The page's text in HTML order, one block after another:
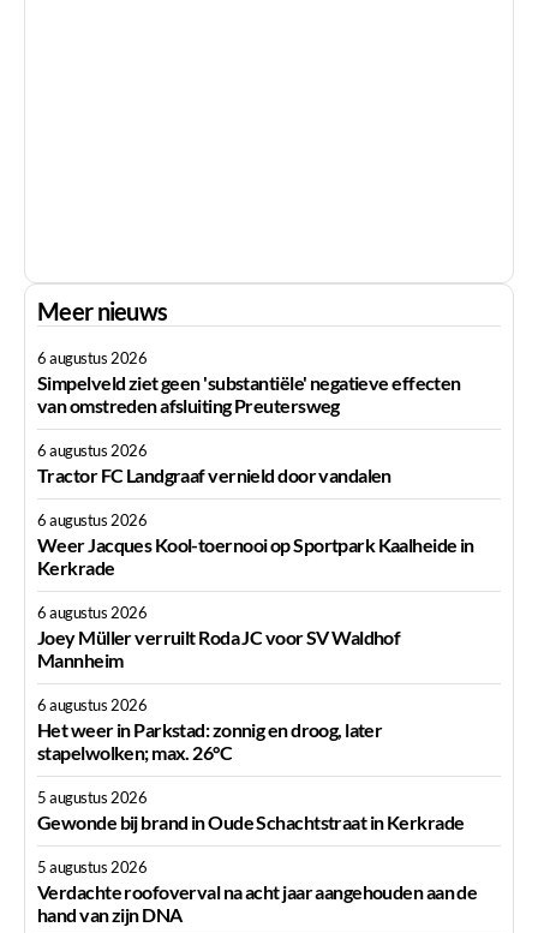
Meer nieuws
6 augustus 2026
Simpelveld ziet geen 'substantiële' negatieve effecten
van omstreden afsluiting Preutersweg
6 augustus 2026
Tractor FC Landgraaf vernield door vandalen
6 augustus 2026
Weer Jacques Kool-toernooi op Sportpark Kaalheide in
Kerkrade
6 augustus 2026
Joey Müller verruilt Roda JC voor SV Waldhof
Mannheim
6 augustus 2026
Het weer in Parkstad: zonnig en droog, later
stapelwolken; max. 26°C
5 augustus 2026
Gewonde bij brand in Oude Schachtstraat in Kerkrade
5 augustus 2026
Verdachte roofoverval na acht jaar aangehouden aan de
hand van zijn DNA